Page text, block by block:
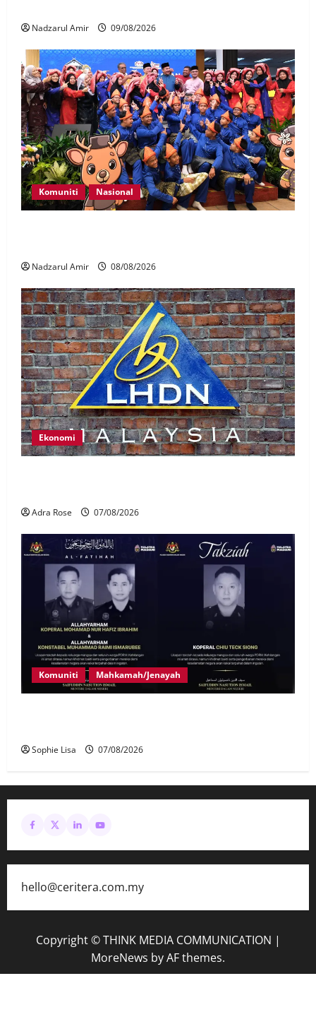
Nadzarul Amir 09/08/2026
Komuniti Nasional
Nadzarul Amir 08/08/2026
Ekonomi
Adra Rose 07/08/2026
Komuniti Mahkamah/Jenayah
Sophie Lisa 07/08/2026
hello@ceritera.com.my
Copyright © THINK MEDIA COMMUNICATION |
MoreNews by AF themes.